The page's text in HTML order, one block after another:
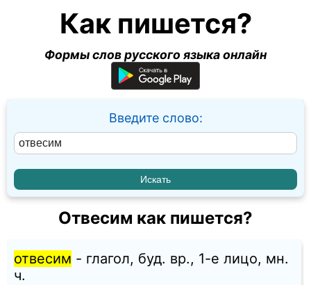
Как пишется?
Формы слов русского языка онлайн
Введите слово:
Отвесим как пишется?
отвесим - глагол, буд. вр., 1-е лицо, мн.
ч.